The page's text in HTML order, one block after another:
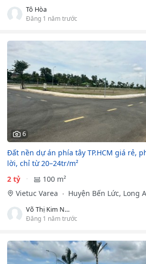
Tô Hòa
Đăng 1 năm trước
6
Đất nền dự án phía tây TP.HCM giá rẻ,
lời, chỉ từ 20–24tr/m²
2 tỷ
100 m²
Vietuc Varea
Huyện Bến Lức, Long
Võ Thị Kim Ngân
Đăng 1 năm trước